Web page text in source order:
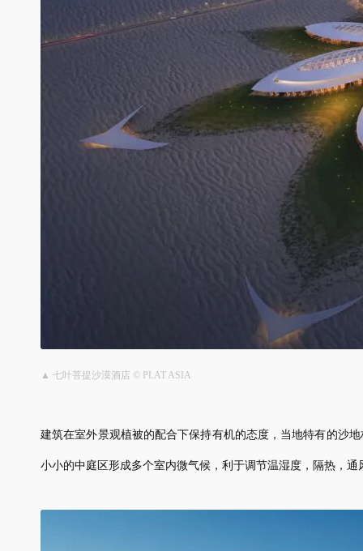
▲ 七叶菩提沙漠酒店 © PLAT ASIA
建筑在室外景观植被的配合下保持有机的态度，当地特有的沙
小小的中庭区形成多个室内微气候，利于调节温湿度，隔热，